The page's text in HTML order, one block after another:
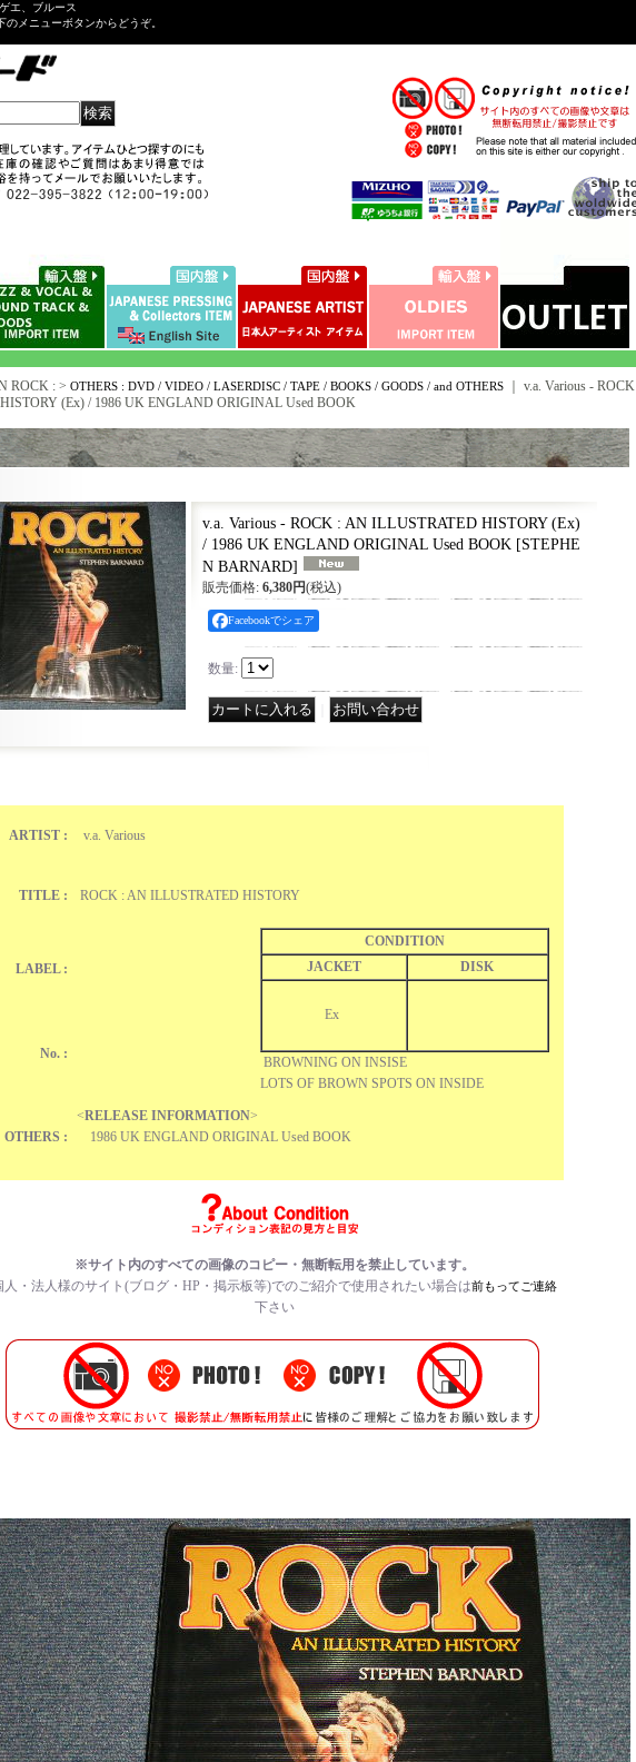
エ、ブルース
メニューボタンからどうぞ。
ROCK : > OTHERS : DVD / VIDEO / LASERDISC / TAPE / BOOKS / GOODS / and OTHERS
v.a. Various - ROCK
(Ex) / 1986 UK ENGLAND ORIGINAL Used BOOK
v.a. Various - ROCK : AN ILLUSTRATED HISTORY (Ex)
/ 1986 UK ENGLAND ORIGINAL Used BOOK [STEPHE
N BARNARD]
販売価格: 6,380円(税込)
Facebookでシェア
数量:
ARTIST : v.a. Various
TITLE : ROCK : AN ILLUSTRATED HISTORY
LABEL :
CONDITION
JACKET
DISK
Ex
BROWNING ON INSISE
LOTS OF BROWN SPOTS ON INSIDE
No. :
OTHERS :
<RELEASE INFORMATION>
1986 UK ENGLAND ORIGINAL Used BOOK
※サイト内のすべての画像のコピー・無断転用を禁止しています。
人・法人様のサイト(ブログ・HP・掲示板等)でのご紹介で使用されたい場合は前もってご連絡
下さい